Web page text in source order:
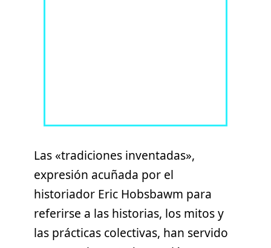
Las «tradiciones inventadas»,
expresión acuñada por el
historiador Eric Hobsbawm para
referirse a las historias, los mitos y
las prácticas colectivas, han servido